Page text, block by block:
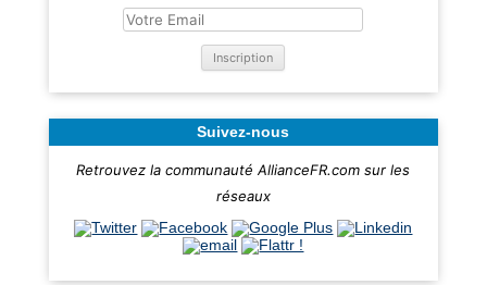
Suivez-nous
Retrouvez la communauté AllianceFR.com sur les
réseaux